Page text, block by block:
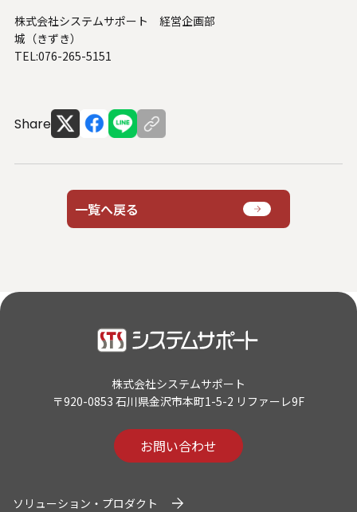
株式会社システムサポート 経営企画部
城（きずき）
TEL:076-265-5151
Share
一覧へ戻る
株式会社システムサポート
〒920-0853 石川県金沢市本町1-5-2 リファーレ9F
お問い合わせ
ソリューション・プロダクト